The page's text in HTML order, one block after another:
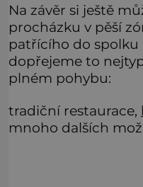
Na závěr si ještě
procházku v pěší
patřícího do spolku
dopřejeme to
plném pohybu:
tradiční restaurace,
mnoho dalších